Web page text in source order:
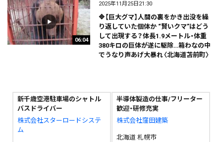
06:04
2025年11月25日21:30
🔷【巨大グマ】人間の裏をかき出没を繰
り返していた個体か “賢いクマ”はどう
して出現する？体長1.9メートル・体重
380キロの巨体が遂に駆除…箱わなの中
でうなり声あげ大暴れ〈北海道苫前町〉
新千歳空港駐車場のシャトル
バスドライバー
株式会社スターロードシステ
ム
半導体製造の仕事/フリーター
歓迎・研修充実
株式会社窪田建築
北海道 札幌市